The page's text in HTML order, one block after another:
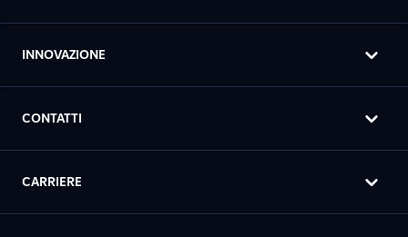
INNOVAZIONE
CONTATTI
CARRIERE